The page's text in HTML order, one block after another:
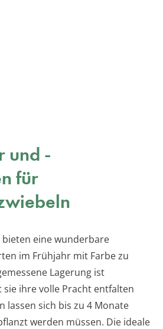
und -
für
eine wunderbare
im Frühjahr mit Farbe zu
Lagerung ist
ihre volle Pracht entfalten
lassen sich bis zu 4 Monate
werden müssen. Die ideale